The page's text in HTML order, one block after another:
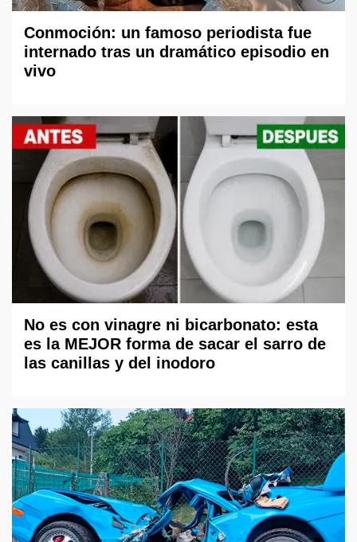
Conmoción: un famoso periodista fue
internado tras un dramático episodio en
vivo
No es con vinagre ni bicarbonato: esta
es la MEJOR forma de sacar el sarro de
las canillas y del inodoro